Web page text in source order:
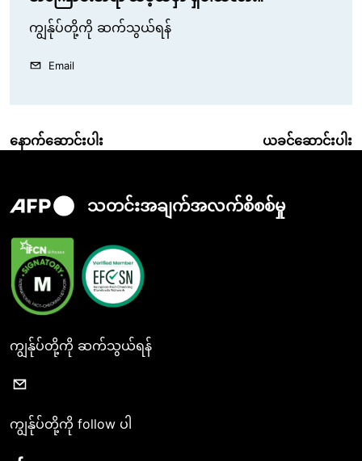
ကျွန်ုပ်တို့ကို ဆက်သွယ်ရန်
Email
နောက်ဆောင်းပါး ယခင်ဆောင်းပါး
သတင်းအချက်အလက်စိစစ်မှု
ကျွန်ုပ်တို့ကို ဆက်သွယ်ရန်
ကျွန်ုပ်တို့ကို follow ပါ